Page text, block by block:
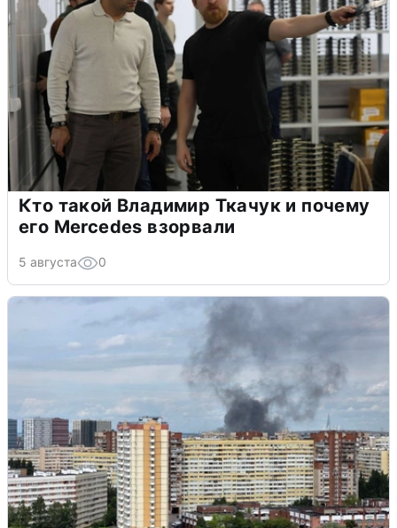
Кто такой Владимир Ткачук и почему
его Mercedes взорвали
5 августа 0